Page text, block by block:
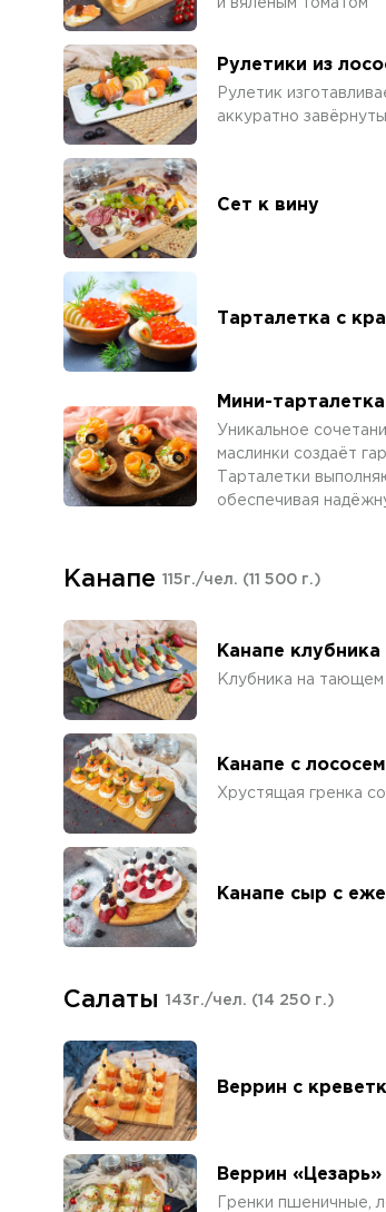
и вяленым томатом
Рулетики из
Рулетик
аккуратно
Сет к вину
Тарталетка с
Мини-
Уникальное
маслинки создаёт
Тарталетки
обеспечивая
Канапе 115г./чел. (11 500 г.)
Канапе
Клубника на
Канапе с лососем
Хрустящая гренка
Канапе сыр с
Салаты 143г./чел. (14 250 г.)
Веррин с
Веррин
Гренки пшеничные,